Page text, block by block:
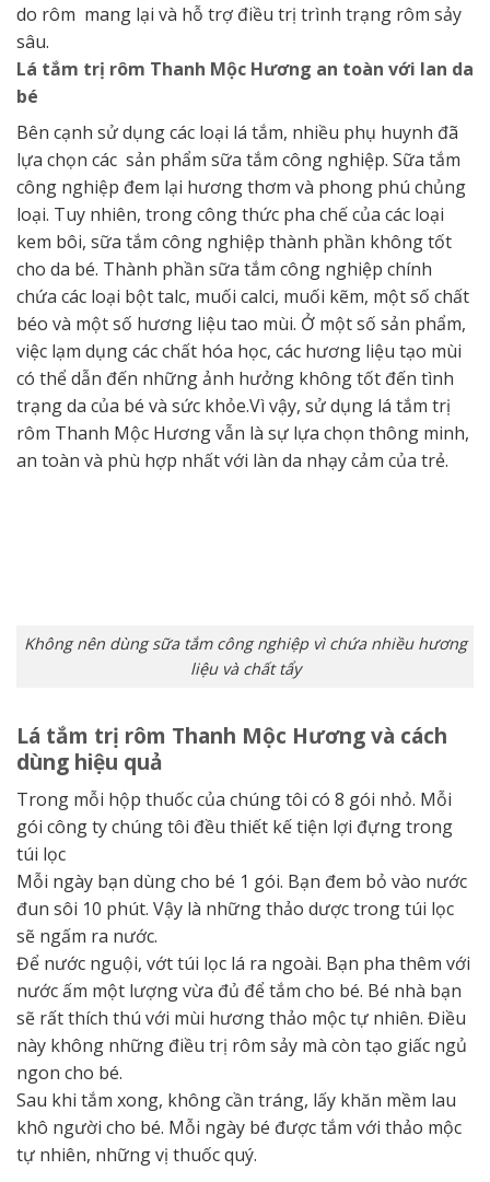
do rôm mang lại và hỗ trợ điều trị trình trạng rôm sảy
sâu.
Lá tắm trị rôm Thanh Mộc Hương an toàn với lan da
bé
Bên cạnh sử dụng các loại lá tắm, nhiều phụ huynh đã
lựa chọn các sản phẩm sữa tắm công nghiệp. Sữa tắm
công nghiệp đem lại hương thơm và phong phú chủng
loại. Tuy nhiên, trong công thức pha chế của các loại
kem bôi, sữa tắm công nghiệp thành phần không tốt
cho da bé. Thành phần sữa tắm công nghiệp chính
chứa các loại bột talc, muối calci, muối kẽm, một số chất
béo và một số hương liệu tao mùi. Ở một số sản phẩm,
việc lạm dụng các chất hóa học, các hương liệu tạo mùi
có thể dẫn đến những ảnh hưởng không tốt đến tình
trạng da của bé và sức khỏe.Vì vậy, sử dụng lá tắm trị
rôm Thanh Mộc Hương vẫn là sự lựa chọn thông minh,
an toàn và phù hợp nhất với làn da nhạy cảm của trẻ.
Không nên dùng sữa tắm công nghiệp vì chứa nhiều hương
liệu và chất tẩy
Lá tắm trị rôm Thanh Mộc Hương và cách
dùng hiệu quả
Trong mỗi hộp thuốc của chúng tôi có 8 gói nhỏ. Mỗi
gói công ty chúng tôi đều thiết kế tiện lợi đựng trong
túi lọc
Mỗi ngày bạn dùng cho bé 1 gói. Bạn đem bỏ vào nước
đun sôi 10 phút. Vậy là những thảo dược trong túi lọc
sẽ ngấm ra nước.
Để nước nguội, vớt túi lọc lá ra ngoài. Bạn pha thêm với
nước ấm một lượng vừa đủ để tắm cho bé. Bé nhà bạn
sẽ rất thích thú với mùi hương thảo mộc tự nhiên. Điều
này không những điều trị rôm sảy mà còn tạo giấc ngủ
ngon cho bé.
Sau khi tắm xong, không cần tráng, lấy khăn mềm lau
khô người cho bé. Mỗi ngày bé được tắm với thảo mộc
tự nhiên, những vị thuốc quý.